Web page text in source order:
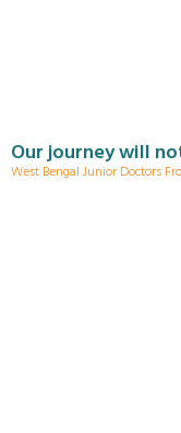
Our journey will
West Bengal Junior Doctors